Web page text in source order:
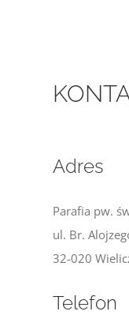
Adres
Parafia pw.
ul. Br.
32-020
Telefon